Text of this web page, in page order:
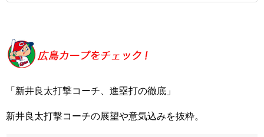
「新井良太打撃コーチ、進塁打の徹底」
新井良太打撃コーチの展望や意気込みを抜粋。